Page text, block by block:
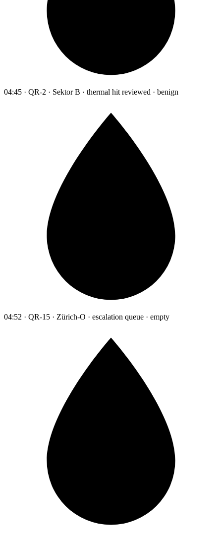
04:45 · QR-2 · Sektor B · thermal hit reviewed · benign
04:52 · QR-15 · Zürich-O · escalation queue · empty